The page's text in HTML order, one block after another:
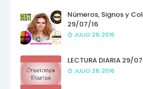
Números, Signos y
29/07/16
JULIO 29, 2016
LECTURA DIARIA 29/
JULIO 28, 2016